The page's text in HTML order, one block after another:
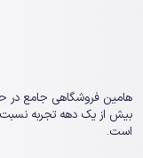
هامین فروشگاهی جامع در
بیش از یک ‏دهه تجربه نسبت
است.